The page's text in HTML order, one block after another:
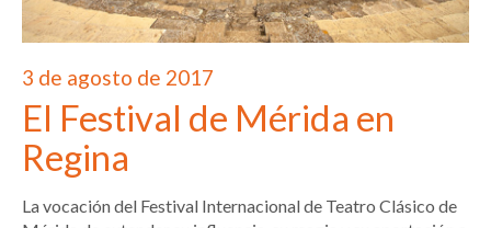
3 de agosto de 2017
El Festival de Mérida en
Regina
La vocación del Festival Internacional de Teatro Clásico de